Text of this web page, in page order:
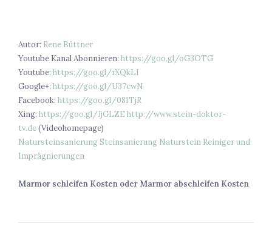
Autor: Rene Büttner
Youtube Kanal Abonnieren: https://goo.gl/oG3OTG
Youtube: https://goo.gl/rXQkLI
Google+: https://goo.gl/U37cwN
Facebook: https://goo.gl/081TjR
Xing: https://goo.gl/JjGLZE http://www.stein-doktor-
tv.de(Videohomepage)
NatursteinsanierungSteinsanierung Naturstein Reiniger und
Imprägnierungen
Marmor schleifen Kosten oder Marmor abschleifen Kosten